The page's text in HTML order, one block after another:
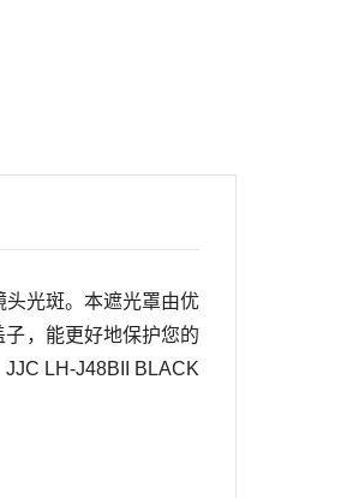
光斑。 本遮光罩由优
，能更好地保护您的
JJC LH-J48BII BLACK